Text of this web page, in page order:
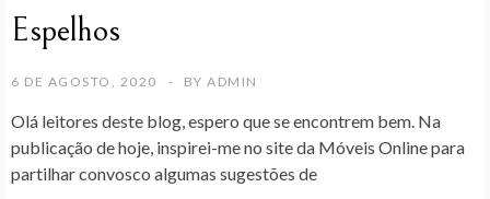
Espelhos
6 DE AGOSTO, 2020 BY ADMIN
Olá leitores deste blog, espero que se encontrem bem. Na
publicação de hoje, inspirei-me no site da Móveis Online para
partilhar convosco algumas sugestões de